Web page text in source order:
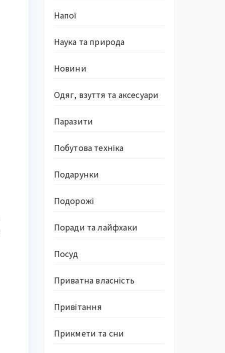
Напої
Наука та природа
Новини
Одяг, взуття та аксесуари
Паразити
Побутова техніка
Подарунки
Подорожі
Поради та лайфхаки
Посуд
Приватна власність
Привітання
Прикмети та сни